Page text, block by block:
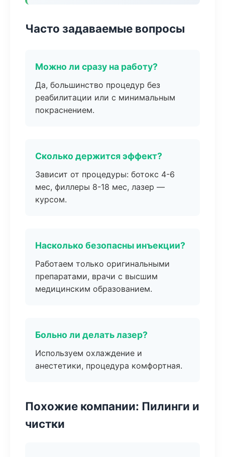
Часто задаваемые вопросы
Можно ли сразу на работу?
Да, большинство процедур без
реабилитации или с минимальным
покраснением.
Сколько держится эффект?
Зависит от процедуры: ботокс 4-6
мес, филлеры 8-18 мес, лазер —
курсом.
Насколько безопасны инъекции?
Работаем только оригинальными
препаратами, врачи с высшим
медицинским образованием.
Больно ли делать лазер?
Используем охлаждение и
анестетики, процедура комфортная.
Похожие компании: Пилинги и
чистки